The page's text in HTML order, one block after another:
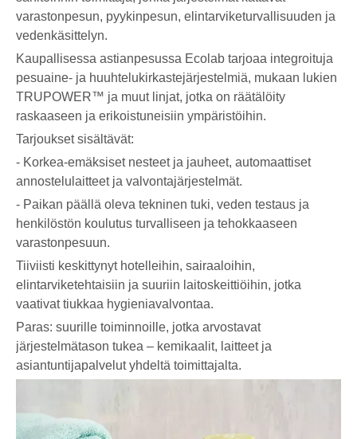
varastonpesun, pyykinpesun, elintarviketurvallisuuden ja
vedenkäsittelyn.
Kaupallisessa astianpesussa Ecolab tarjoaa integroituja
pesuaine- ja huuhtelukirkastejärjestelmiä, mukaan lukien
TRUPOWER™ ja muut linjat, jotka on räätälöity
raskaaseen ja erikoistuneisiin ympäristöihin.
Tarjoukset sisältävät:
- Korkea-emäksiset nesteet ja jauheet, automaattiset
annostelulaitteet ja valvontajärjestelmät.
- Paikan päällä oleva tekninen tuki, veden testaus ja
henkilöstön koulutus turvalliseen ja tehokkaaseen
varastonpesuun.
Tiiviisti keskittynyt hotelleihin, sairaaloihin,
elintarviketehtaisiin ja suuriin laitoskeittiöihin, jotka
vaativat tiukkaa hygieniavalvontaa.
Paras: suurille toiminnoille, jotka arvostavat
järjestelmätason tukea – kemikaalit, laitteet ja
asiantuntijapalvelut yhdeltä toimittajalta.